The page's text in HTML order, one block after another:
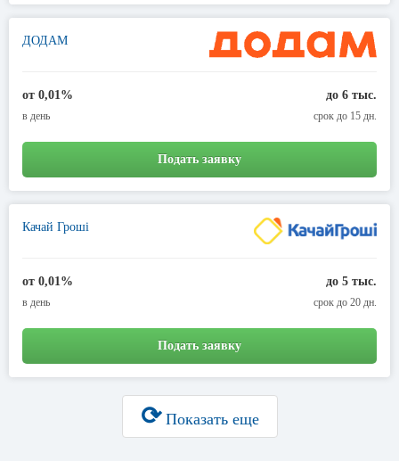
ДОДАМ
от 0,01%
в день
до 6 тыс.
срок до 15 дн.
Подать заявку
Качай Гроші
от 0,01%
в день
до 5 тыс.
срок до 20 дн.
Подать заявку
⟳Показать еще